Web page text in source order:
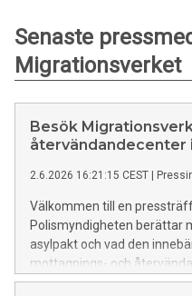
Senaste
Migrationsverket
Besök
återvändandecenter
2.6.2026 16:21:15 CEST
Välkommen till en
Polismyndigheten berättar
asylpakt och vad den
mottagnings- och